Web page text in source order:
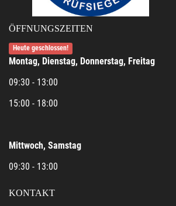
ÖFFNUNGSZEITEN
Heute geschlossen!
Montag, Dienstag, Donnerstag, Freitag
09:30 - 13:00
15:00 - 18:00
Mittwoch, Samstag
09:30 - 13:00
KONTAKT